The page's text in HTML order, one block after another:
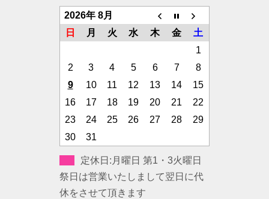
2026年 8月
日
月 火 水 木 金
土
1
2
3 4 5 6 7
8
9
10 11 12 13 14
15
16
17 18 19 20 21
22
23
24 25 26 27 28
29
30
31
定休日:月曜日 第1・3火曜日
祭日は営業いたしまして翌日に代
休をさせて頂きます